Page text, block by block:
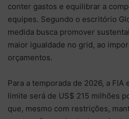
conter gastos e equilibrar a
equipes. Segundo o escritório
medida busca promover
maior igualdade no grid, ao
orçamentos.
Para a temporada de 2026, a
limite será de US$ 215 milhões
que, mesmo com restrições,